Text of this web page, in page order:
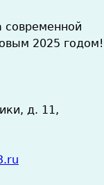
современной
2025 годом!
д. 11,